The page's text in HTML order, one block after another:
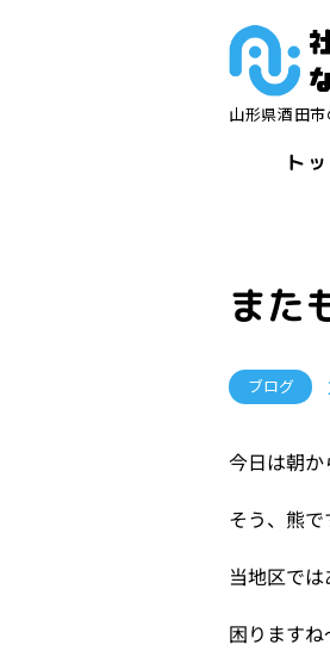
山形県酒田
ト
また
ブログ
今日は朝か
そう、熊で
当地区で
困ります